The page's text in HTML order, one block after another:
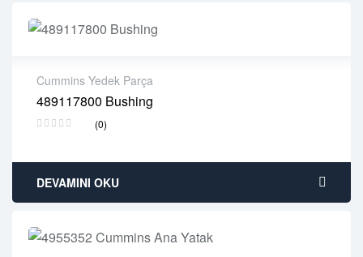
Cummins Yedek Parça
489117800 Bushing
(0)
2 years warranty
Delivery time: 1-2 business days
DEVAMINI OKU